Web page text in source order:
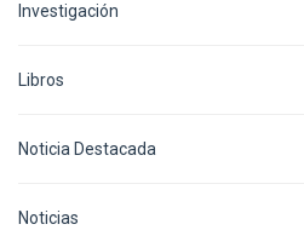
Investigación
Libros
Noticia Destacada
Noticias